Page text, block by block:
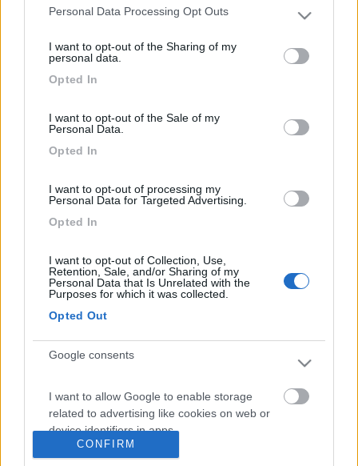
Please note that this website/app uses one or more Google
not limited to your visit or usage behaviour. You may click to
use your data for below specified purposes in below Google
Personal Data Processing Opt Outs
I want to opt-out of the Sharing of my
personal data.
Opted In
I want to opt-out of the Sale of my
Personal Data.
Opted In
I want to opt-out of processing my
Personal Data for Targeted Advertising.
Opted In
I want to opt-out of Collection, Use,
Retention, Sale, and/or Sharing of my
Personal Data that Is Unrelated with the
Purposes for which it was collected.
Opted Out
Google consents
I want to allow Google to enable storage
related to advertising like cookies on web or
device identifiers in apps.
CONFIRM
lato strada ad assistere tranquillamente, naturalmente occorre
vedi niente. si paga se si vuole assistere alla manifestazione
dalle tribune che sono disposte lungo il tragitto.
Io l'anno scorso mi ero posizionato all'inizio della
Sonnenstrabe.
posizione ottima
Buona oktober
64
Inserito il 30/08/2018
ciao la sfilata inaugurale dell' oktoberfest è gratuita, ci si mette lato
strada ad assistere tranquillamente, naturalmente occorre essere
presenti un po prima per essere davanti altrimenti non vedi niente. si
paga se
...
< 1 >
Argomenti recenti